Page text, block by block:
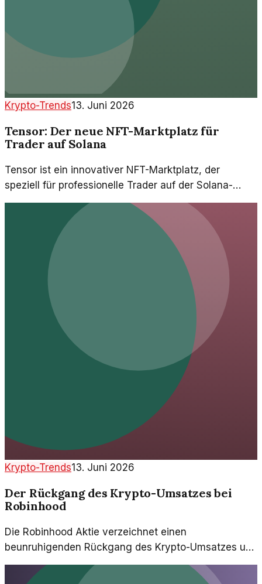
Krypto-Trends13. Juni 2026
Tensor: Der neue NFT-Marktplatz für
Trader auf Solana
Tensor ist ein innovativer NFT-Marktplatz, der
speziell für professionelle Trader auf der Solana-
Blockchain entwickelt wurde. Mit seinen einzigartigen
Funktionen bietet er neue Möglichkeiten im NFT-
Krypto-Trends13. Juni 2026
Der Rückgang des Krypto-Umsatzes bei
Robinhood
Die Robinhood Aktie verzeichnet einen
beunruhigenden Rückgang des Krypto-Umsatzes um
47 Prozent. Warum gibt es diese Entwicklungen und
was bedeutet das?